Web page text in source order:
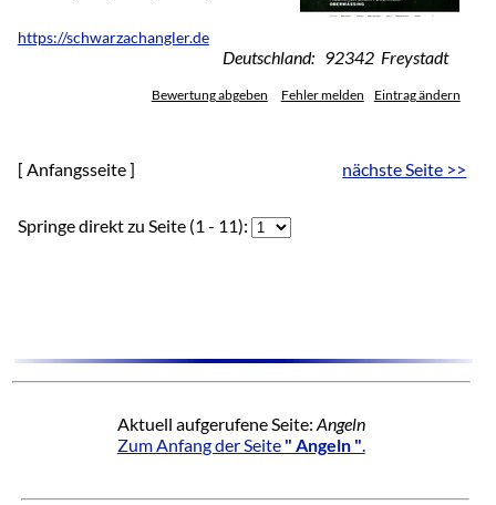
https://schwarzachangler.de
Deutschland: 92342 Freystadt
Bewertung abgeben Fehler melden Eintrag ändern
[ Anfangsseite ] nächste Seite >>
Springe direkt zu Seite (1 - 11):
Aktuell aufgerufene Seite: Angeln
Zum Anfang der Seite " Angeln "